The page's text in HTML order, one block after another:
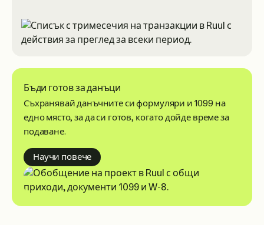
Бъди готов за данъци
Съхранявай данъчните си формуляри и 1099 на
едно място, за да си готов, когато дойде време за
подаване.
Научи повечеabout getting tax ready